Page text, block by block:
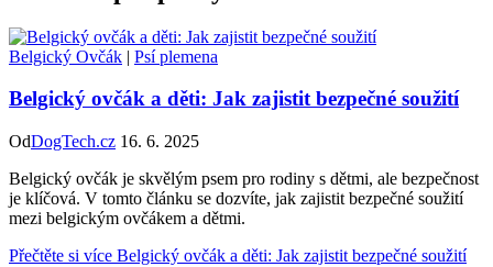
Belgický Ovčák | Psí plemena
Belgický ovčák a děti: Jak zajistit bezpečné soužití
OdDogTech.cz 16. 6. 2025
Belgický ovčák je skvělým psem pro rodiny s dětmi, ale bezpečnost
je klíčová. V tomto článku se dozvíte, jak zajistit bezpečné soužití
mezi belgickým ovčákem a dětmi.
Přečtěte si více Belgický ovčák a děti: Jak zajistit bezpečné soužití